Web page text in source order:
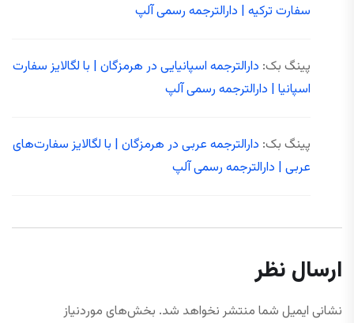
سفارت ترکیه | دارالترجمه رسمی آلپ
پینگ بک: دارالترجمه اسپانیایی در هرمزگان | با لگالایز سفارت
اسپانیا | دارالترجمه رسمی آلپ
پینگ بک: دارالترجمه عربی در هرمزگان | با لگالایز سفارت‌های
عربی | دارالترجمه رسمی آلپ
ارسال نظر
نشانی ایمیل شما منتشر نخواهد شد. بخش‌های موردنیاز